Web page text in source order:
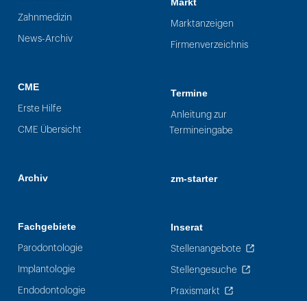
Zahnmedizin
News-Archiv
CME
Erste Hilfe
CME Übersicht
Archiv
Fachgebiete
Parodontologie
Implantologie
Endodontologie
Markt
Marktanzeigen
Firmenverzeichnis
Termine
Anleitung zur
Termineingabe
zm-starter
Inserat
Stellenangebote
Stellengesuche
Praxismarkt